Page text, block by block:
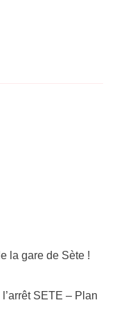
la gare de Sète !
SETE – Plan